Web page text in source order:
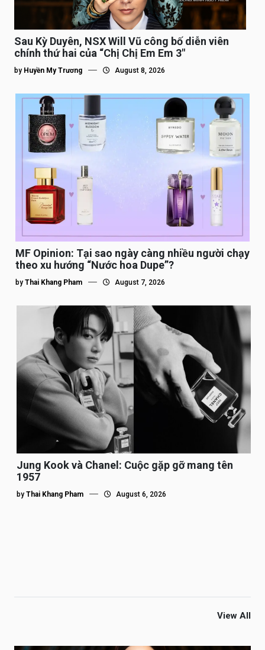
Sau Kỳ Duyên, NSX Will Vũ công bố diễn viên
chính thứ hai của “Chị Chị Em Em 3″
by Huyền My Trương August 8, 2026
MF Opinion: Tại sao ngày càng nhiều người chạy
theo xu hướng “Nước hoa Dupe”?
by Thai Khang Pham August 7, 2026
Jung Kook và Chanel: Cuộc gặp gỡ mang tên
1957
by Thai Khang Pham August 6, 2026
View All